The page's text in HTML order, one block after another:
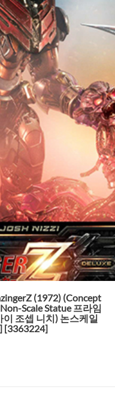
(1972) (Concept
Scale Statue 프라임
조셉 니치) 논스케일
[3363224]